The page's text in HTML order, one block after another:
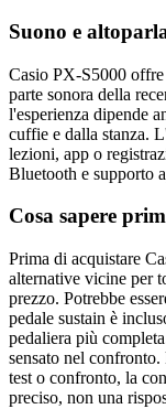
Suono e
Casio PX-S5000
parte sonora della
l'esperienza dipende
cuffie e dalla stanza.
lezioni, app o
Bluetooth e supporto
Cosa sapere
Prima di acquistare
alternative vicine per
prezzo. Potrebbe
pedale sustain è
pedaliera più
sensato nel
test o confronto, la
preciso, non una